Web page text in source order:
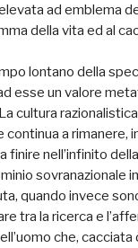
ad emblema
della vita ed al
lontano della
esse un valore
cultura razionalistica
a rimanere,
nell’infinito della
sovranazionale
quando invece
tra la ricerca e
che,